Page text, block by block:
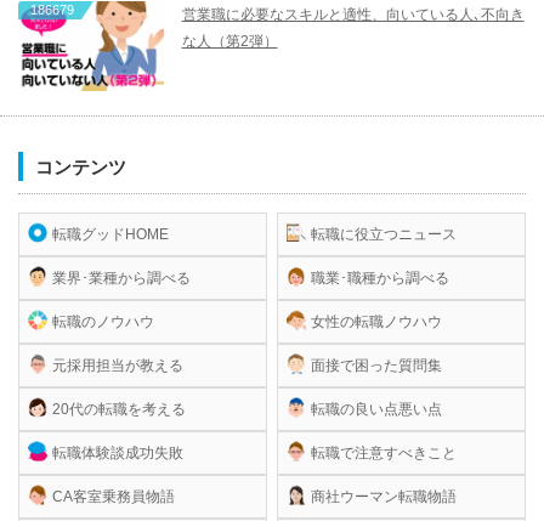
186679
営業職に必要なスキルと適性、向いている人､不向き
な人（第2弾）
コンテンツ
転職グッドHOME
業界･業種から調べる
転職のノウハウ
元採用担当が教える
20代の転職を考える
転職体験談成功失敗
CA客室乗務員物語
転職に役立つニュース
職業･職種から調べる
女性の転職ノウハウ
面接で困った質問集
転職の良い点悪い点
転職で注意すべきこと
商社ウーマン転職物語